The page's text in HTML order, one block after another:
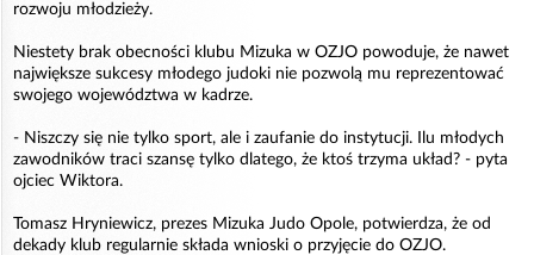
rozwoju młodzieży.
Niestety brak obecności klubu Mizuka w OZJO powoduje, że nawet
największe sukcesy młodego judoki nie pozwolą mu reprezentować
swojego województwa w kadrze.
- Niszczy się nie tylko sport, ale i zaufanie do instytucji. Ilu młodych
zawodników traci szansę tylko dlatego, że ktoś trzyma układ? - pyta
ojciec Wiktora.
Tomasz Hryniewicz, prezes Mizuka Judo Opole, potwierdza, że od
dekady klub regularnie składa wnioski o przyjęcie do OZJO.